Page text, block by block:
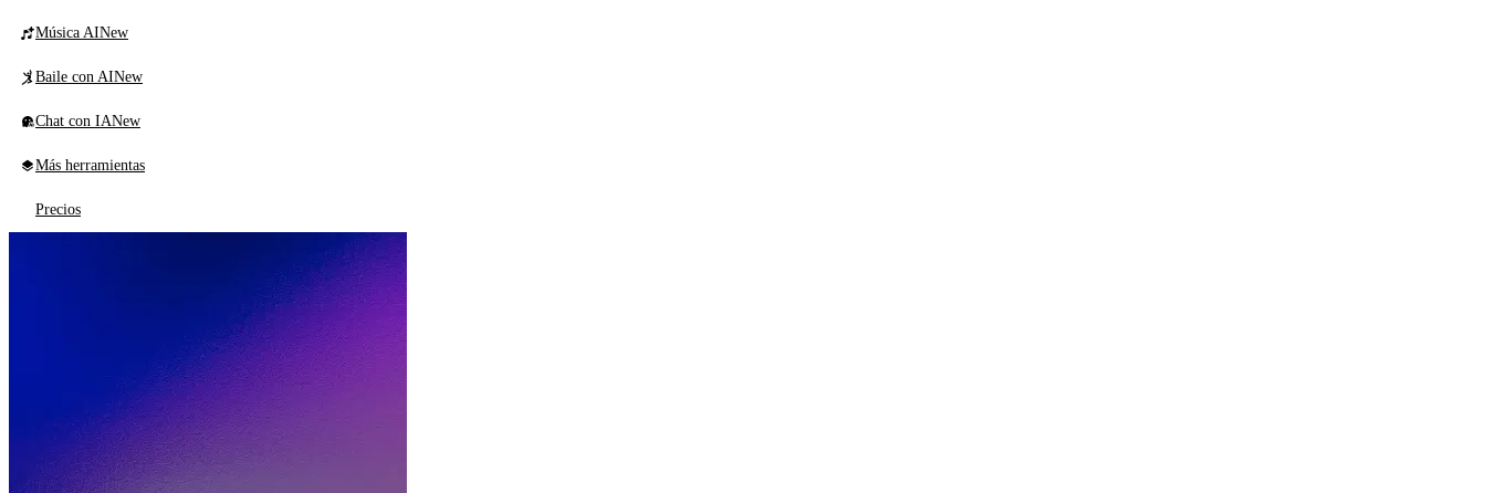
Música AINew
Baile con AINew
Chat con IANew
Más herramientas
Precios